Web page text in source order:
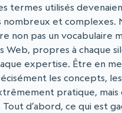
termes utilisés
nombreux et complexes.
non pas un vocabulaire
Web, propres à chaque
expertise. Être en
les concepts,
pratique,
Tout d’abord, ce qui est